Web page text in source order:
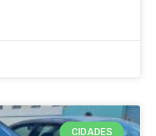
CIDADES